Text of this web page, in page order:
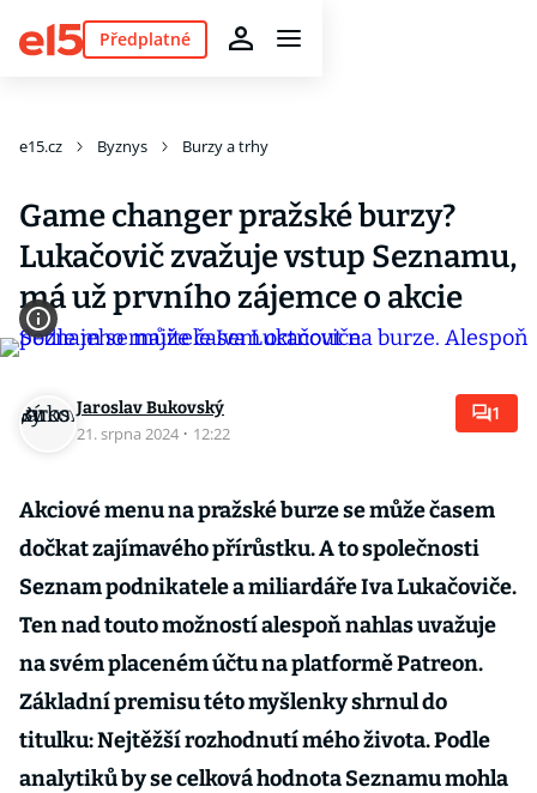
Předplatné
e15.cz Byznys Burzy a trhy
Game changer pražské burzy?
Lukačovič zvažuje vstup Seznamu,
má už prvního zájemce o akcie
Jaroslav Bukovský
21. srpna 2024 · 12:22
1
Akciové menu na pražské burze se může časem
dočkat zajímavého přírůstku. A to společnosti
Seznam podnikatele a miliardáře Iva Lukačoviče.
Ten nad touto možností alespoň nahlas uvažuje
na svém placeném účtu na platformě Patreon.
Základní premisu této myšlenky shrnul do
titulku: Nejtěžší rozhodnutí mého života. Podle
analytiků by se celková hodnota Seznamu mohla